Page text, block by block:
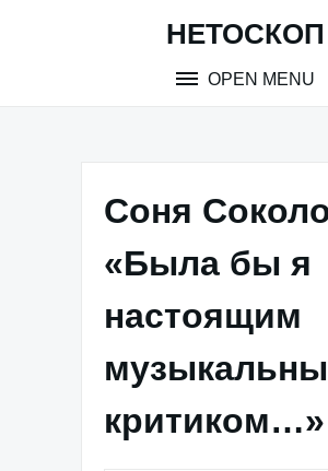
НЕТОСКОП
OPEN MENU
Соня
«Была бы я
настоящим
критиком…»